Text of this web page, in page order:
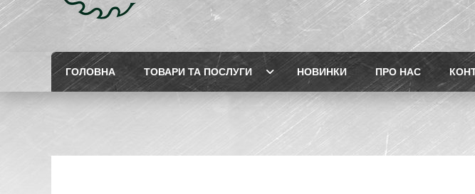
ГОЛОВНА ТОВАРИ ТА ПОСЛУГИ НОВИНКИ ПРО НАС